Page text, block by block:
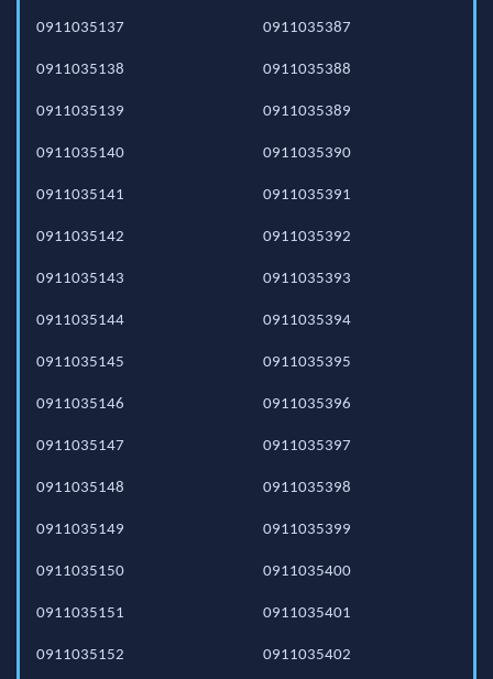
0911035137
0911035138
0911035139
0911035140
0911035141
0911035142
0911035143
0911035144
0911035145
0911035146
0911035147
0911035148
0911035149
0911035150
0911035151
0911035152
0911035387
0911035388
0911035389
0911035390
0911035391
0911035392
0911035393
0911035394
0911035395
0911035396
0911035397
0911035398
0911035399
0911035400
0911035401
0911035402